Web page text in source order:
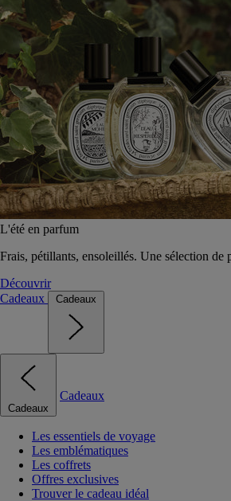
L'été en parfum
Frais, pétillants, ensoleillés. Une sélection de
Découvrir
Cadeaux
Cadeaux
Cadeaux
Cadeaux
Les essentiels de voyage
Les emblématiques
Les coffrets
Offres exclusives
Trouver le cadeau idéal